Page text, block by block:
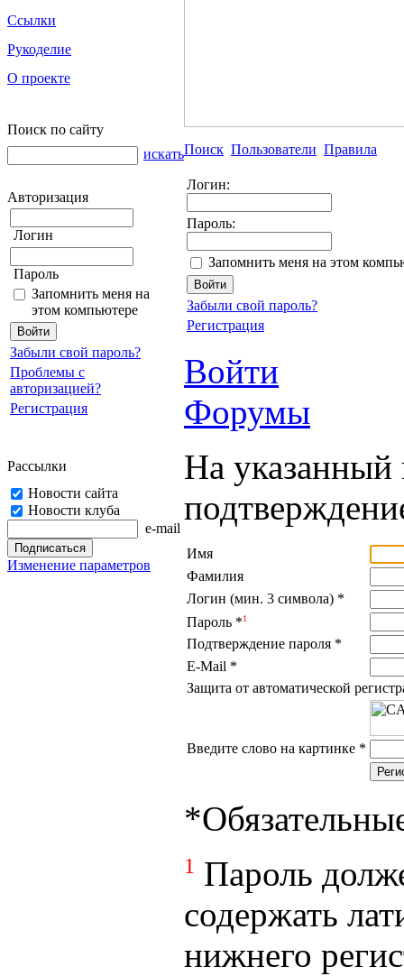
Ссылки
Рукоделие
О проекте
Поиск по сайту
искать
Авторизация
Логин
Пароль
Запомнить меня на
этом компьютере
Забыли свой пароль?
Проблемы с
авторизацией?
Регистрация
Рассылки
Новости сайта
Новости клуба
e-mail
Изменение параметров
Поиск Пользователи Правила
Логин:
Пароль:
Запомнить меня на этом
Забыли свой пароль?
Регистрация
Войти
Форумы
На указанный
Имя
Фамилия
Логин (мин. 3 символа) *
Пароль *1
Подтверждение пароля *
E-Mail *
Защита от автоматической
Введите слово на картинке *
*
1 Пароль
содержать
нижнего